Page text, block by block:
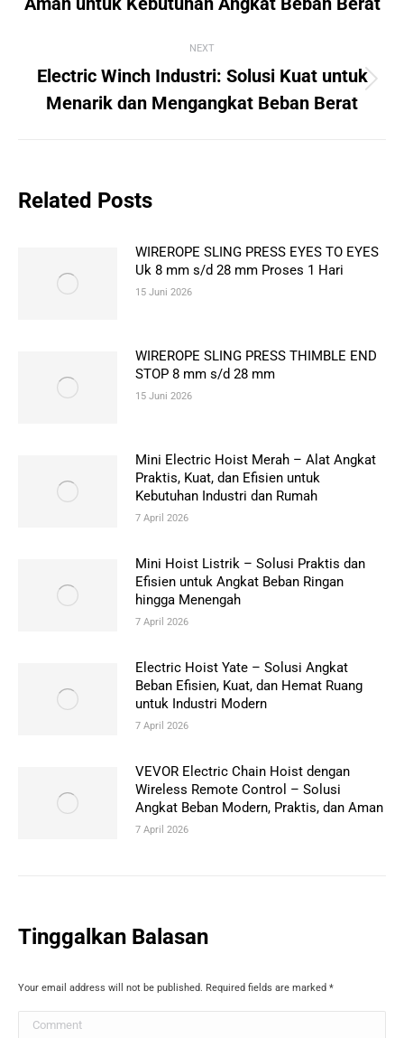
post:
NEXT
Next
post:
Electric Winch Industri: Solusi Kuat untuk
Menarik dan Mengangkat Beban Berat
Related Posts
WIREROPE SLING PRESS EYES TO EYES
Uk 8 mm s/d 28 mm Proses 1 Hari
15 Juni 2026
WIREROPE SLING PRESS THIMBLE END
STOP 8 mm s/d 28 mm
15 Juni 2026
Mini Electric Hoist Merah – Alat Angkat
Praktis, Kuat, dan Efisien untuk
Kebutuhan Industri dan Rumah
7 April 2026
Mini Hoist Listrik – Solusi Praktis dan
Efisien untuk Angkat Beban Ringan
hingga Menengah
7 April 2026
Electric Hoist Yate – Solusi Angkat
Beban Efisien, Kuat, dan Hemat Ruang
untuk Industri Modern
7 April 2026
VEVOR Electric Chain Hoist dengan
Wireless Remote Control – Solusi
Angkat Beban Modern, Praktis, dan Aman
7 April 2026
Tinggalkan Balasan
Your email address will not be published. Required fields are marked *
Comment